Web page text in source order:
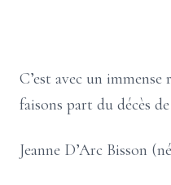
C’est avec un
faisons part du décès de
Jeanne D’Arc Bisson